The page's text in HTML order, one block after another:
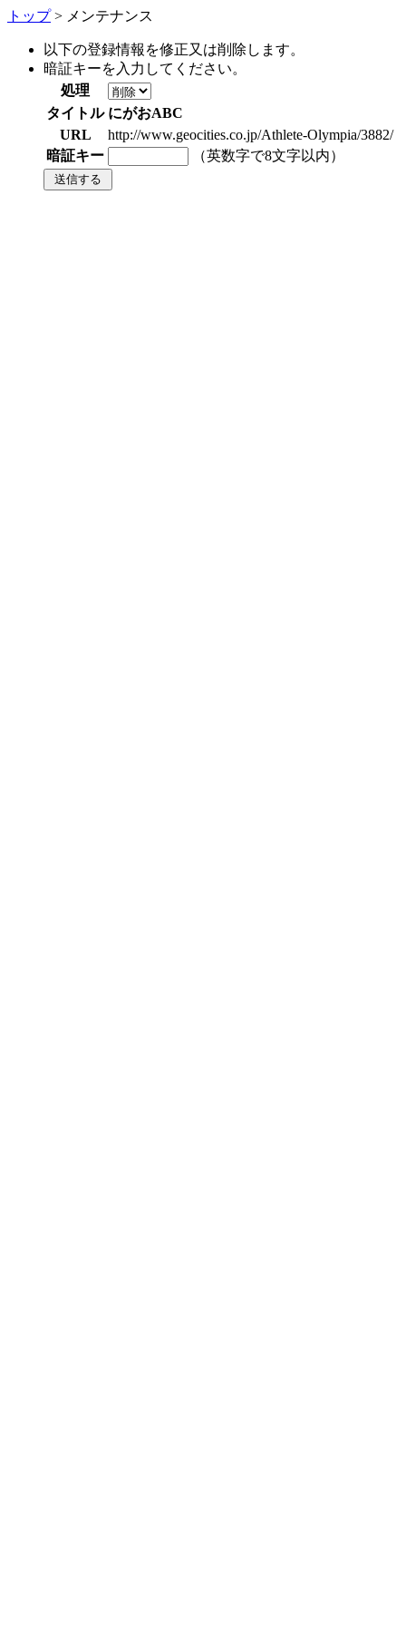
トップ> メンテナンス
以下の登録情報を修正又は削除します。
暗証キーを入力してください。
処理
タイトル にがおABC
URL
http://www.geocities.co.jp/Athlete-Olympia/3882/
暗証キー
（英数字で8文字以内）